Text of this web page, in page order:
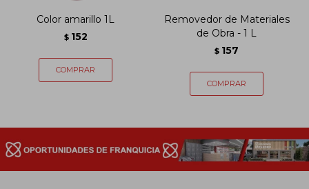
Color amarillo 1L
$ 152
Removedor de Materiales
de Obra - 1 L
$ 157